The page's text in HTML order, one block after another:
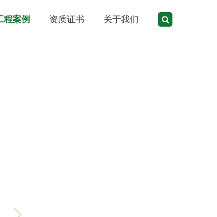
程案例 资质证书 关于我们